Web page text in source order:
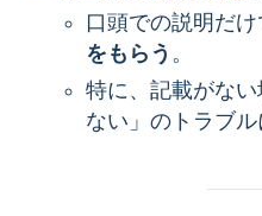
口頭での説明だけ
をもらう 。
特に、記載がな
ない」のトラブル